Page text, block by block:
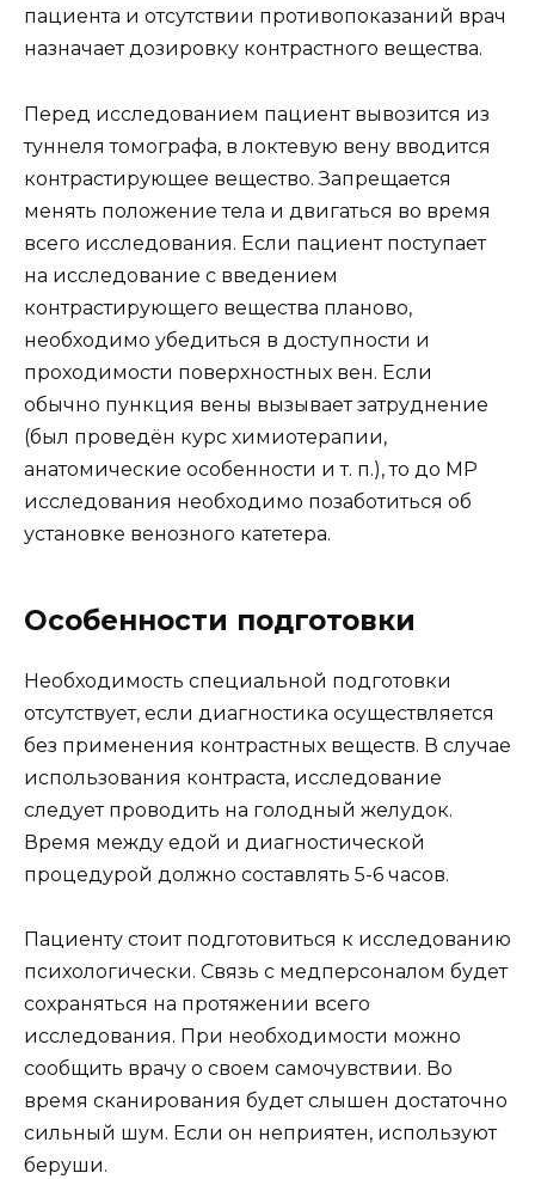
пациента и отсутствии противопоказаний врач
назначает дозировку контрастного вещества.
Перед исследованием пациент вывозится из
туннеля томографа, в локтевую вену вводится
контрастирующее вещество. Запрещается
менять положение тела и двигаться во время
всего исследования. Если пациент поступает
на исследование с введением
контрастирующего вещества планово,
необходимо убедиться в доступности и
проходимости поверхностных вен. Если
обычно пункция вены вызывает затруднение
(был проведён курс химиотерапии,
анатомические особенности и т. п.), то до МР
исследования необходимо позаботиться об
установке венозного катетера.
Особенности подготовки
Необходимость специальной подготовки
отсутствует, если диагностика осуществляется
без применения контрастных веществ. В случае
использования контраста, исследование
следует проводить на голодный желудок.
Время между едой и диагностической
процедурой должно составлять 5-6 часов.
Пациенту стоит подготовиться к исследованию
психологически. Связь с медперсоналом будет
сохраняться на протяжении всего
исследования. При необходимости можно
сообщить врачу о своем самочувствии. Во
время сканирования будет слышен достаточно
сильный шум. Если он неприятен, используют
беруши.